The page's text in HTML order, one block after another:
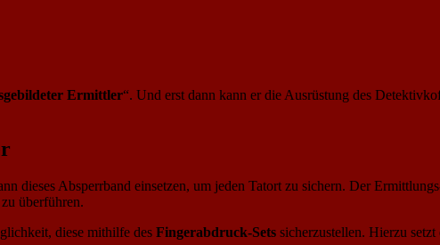
Ermittler“. Und erst dann kann er die Ausrüstung des
dieses Absperrband einsetzen, um jeden Tatort zu sichern. Der
überführen.
diese mithilfe des Fingerabdruck-Sets sicherzustellen. Hierzu setzt